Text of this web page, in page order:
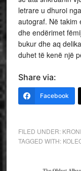
letrare u dhuroi
autograf. Në takim
dhe endërimet
bukur dhe aq
duhet të kenë një
Share via:
Facebook
FILED UNDER:
TAGGED WITH: